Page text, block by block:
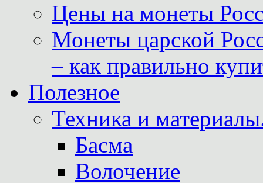
Цены на монеты
Монеты царской
– как правильно
Полезное
Техника и
Басма
Волочение